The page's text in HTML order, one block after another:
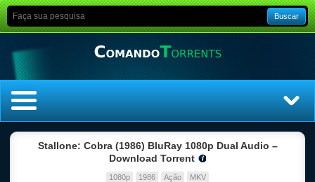
Buscar
Stallone: Cobra (1986) BluRay 1080p Dual Audio –
Download Torrent
1080p 1986 Ação MKV